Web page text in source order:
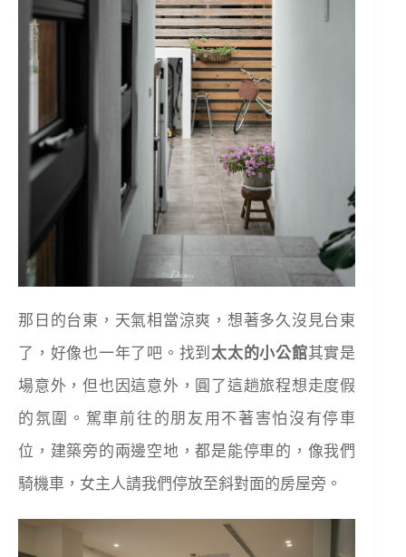
那日的台東，天氣相當涼爽，想著多久沒見台東
了，好像也一年了吧。找到 太太的小公館其實是
場意外，但也因這意外，圓了這趟旅程想走度假
的氛圍。駕車前往的朋友用不著害怕沒有停車
位，建築旁的兩邊空地，都是能停車的，像我們
騎機車，女主人請我們停放至斜對面的房屋旁。